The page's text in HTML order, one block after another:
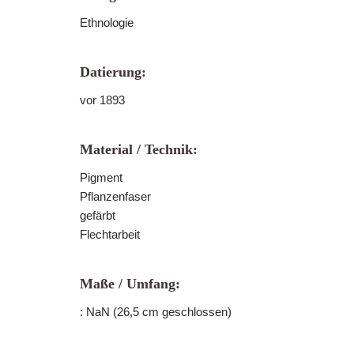
Ethnologie
Datierung:
vor 1893
Material / Technik:
Pigment
Pflanzenfaser
gefärbt
Flechtarbeit
Maße / Umfang:
: NaN (26,5 cm geschlossen)